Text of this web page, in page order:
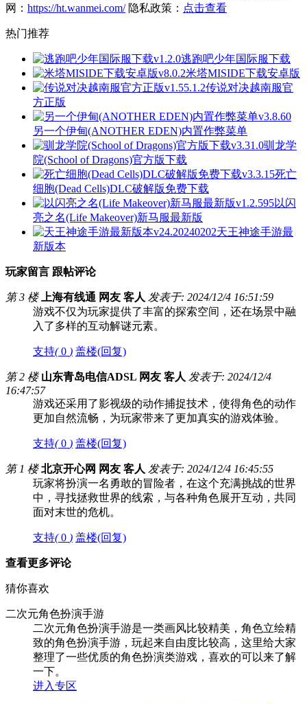
网： https://ht.wanmei.com/ 隐私政策： 点击查看
热门推荐
逃跑吧少年国际服下载
米塔MISIDE下载安卓版
传说对决越南服官
方正版
另一个伊甸(ANOTHER EDEN)内置作弊菜单
驯龙学
院(School of Dragons)官方版下载
死亡
细胞(Dead Cells)DLC破解版免费下载
以闪
亮之名(Life Makeover)新马服最新版
天王神途手游最
新版本
玩家留言 跟帖评论
第 3 楼 上海有线通 网友 客人 发表于: 2024/12/4 16:51:59
游戏不仅为玩家提供了丰富的探索空间，还在场景中融
入了多样的互动解谜元素。
支持(0 ) 盖楼(回复)
第 2 楼 山东青岛电信ADSL 网友 客人 发表于: 2024/12/4
16:47:57
游戏还采用了影视级的动作捕捉技术，使得角色的动作
更加自然流畅，为玩家带来了更加真实的游戏体验。
支持(0 ) 盖楼(回复)
第 1 楼北京开心网 网友 客人 发表于: 2024/12/4 16:45:55
玩家将扮演一名勇敢的冒险者，在这个充满挑战的世界
中，寻找拯救世界的线索，与各种角色展开互动，共同
面对末世的危机。
支持(0 ) 盖楼(回复)
查看更多评论
猜你喜欢
二次元角色扮演手游
二次元角色扮演手游是一类画风比较精美，角色立绘精
致的角色扮演手游，玩起来自由度比较高，这里给大家
整理了一些优质的角色扮演类游戏，喜欢的可以来了解
一下。
进入专区